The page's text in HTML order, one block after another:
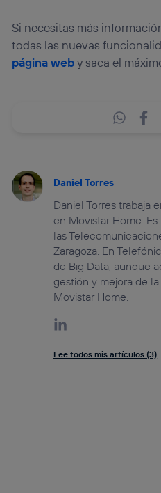
Si necesitas más
todas las nuevas
página weby saca el
Daniel Torres
Daniel Torres trabaja
en Movistar Home.
las
Zaragoza. En
de Big Data, aunque
gestión y mejora de
Movistar Home.
Lee todos mis artículos (3)